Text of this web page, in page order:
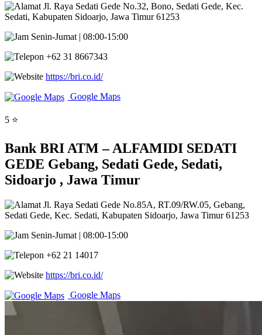
Jl. Raya Sedati Gede No.32, Bono, Sedati Gede, Kec.
Sedati, Kabupaten Sidoarjo, Jawa Timur 61253
Senin-Jumat | 08:00-15:00
+62 31 8667343
https://bri.co.id/
Google Maps
5 ⭐
Bank BRI ATM – ALFAMIDI SEDATI
GEDE Gebang, Sedati Gede, Sedati,
Sidoarjo , Jawa Timur
Jl. Raya Sedati Gede No.85A, RT.09/RW.05, Gebang,
Sedati Gede, Kec. Sedati, Kabupaten Sidoarjo, Jawa Timur 61253
Senin-Jumat | 08:00-15:00
+62 21 14017
https://bri.co.id/
Google Maps